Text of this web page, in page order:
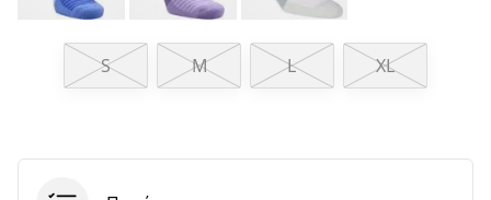
Εμφάνιση
S M L XL